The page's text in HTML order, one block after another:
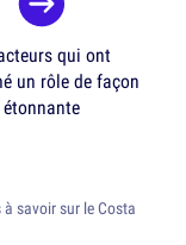
qui ont
un rôle de façon
étonnante
savoir sur le Costa